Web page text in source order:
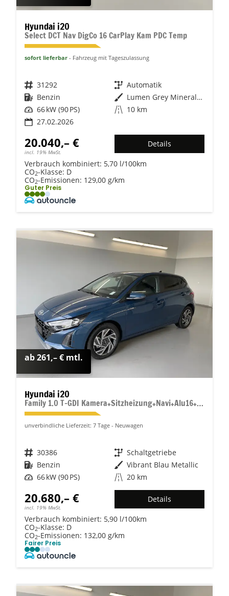
Hyundai i20
Select DCT Nav DigCo 16 CarPlay Kam PDC Temp
sofort lieferbar Fahrzeug mit Tageszulassung
Fahrzeugnr. 31292 Getriebe Automatik
Kraftstoff Benzin Außenfarbe
Lumen Grey Mineraleffekt
Leistung 66 kW (90 PS) Kilometerstand 10 km
27.02.2026
20.040,– €
incl. 19% MwSt.
Details
Verbrauch kombiniert: 5,70 l/100km
CO2-Klasse: D
CO2-Emissionen: 129,00 g/km
Guter Preis
ab 261,– € mtl.
Hyundai i20
Family 1.0 T-GDI Kamera+Sitzheizung+Navi+Alu16+PDC+App-Connect
unverbindliche Lieferzeit: 7 Tage Neuwagen
Fahrzeugnr. 30386 Getriebe Schaltgetriebe
Kraftstoff Benzin Außenfarbe Vibrant Blau Metallic
Leistung 66 kW (90 PS) Kilometerstand 20 km
20.680,– €
incl. 19% MwSt.
Details
Verbrauch kombiniert: 5,90 l/100km
CO2-Klasse: D
CO2-Emissionen: 132,00 g/km
Fairer Preis